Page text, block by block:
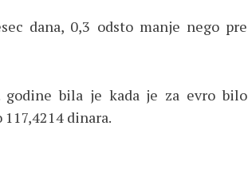
dana, 0,3 odsto manje nego pre
godine bila je kada je za evro bilo
dinara.